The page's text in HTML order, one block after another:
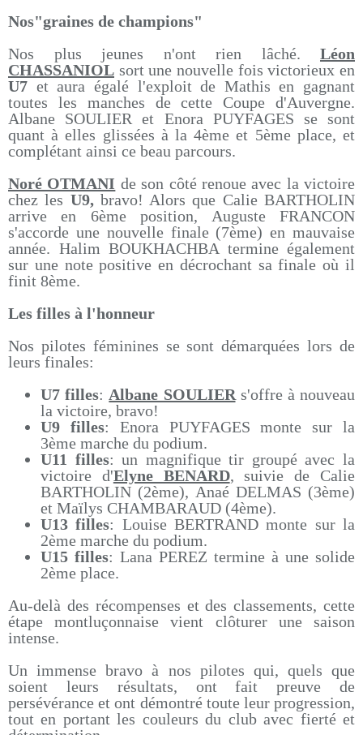
Nos"graines de champions"
Nos plus jeunes n'ont rien lâché. Léon
CHASSANIOL sort une nouvelle fois victorieux en
U7 et aura égalé l'exploit de Mathis en gagnant
toutes les manches de cette Coupe d'Auvergne.
Albane SOULIER et Enora PUYFAGES se sont
quant à elles glissées à la 4ème et 5ème place, et
complétant ainsi ce beau parcours.
Noré OTMANI de son côté renoue avec la victoire
chez les U9,bravo! Alors que Calie BARTHOLIN
arrive en 6ème position, Auguste FRANCON
s'accorde une nouvelle finale (7ème) en mauvaise
année. Halim BOUKHACHBA termine également
sur une note positive en décrochant sa finale où il
finit 8ème.
Les filles à l'honneur
Nos pilotes féminines se sont démarquées lors de
leurs finales:
U7 filles: Albane SOULIER s'offre à nouveau
la victoire, bravo!
U9 filles: Enora PUYFAGES monte sur la
3ème marche du podium.
U11 filles: un magnifique tir groupé avec la
victoire d'Elyne BENARD, suivie de Calie
BARTHOLIN (2ème), Anaé DELMAS (3ème)
et Maïlys CHAMBARAUD (4ème).
U13 filles: Louise BERTRAND monte sur la
2ème marche du podium.
U15 filles: Lana PEREZ termine à une solide
2ème place.
Au-delà des récompenses et des classements, cette
étape montluçonnaise vient clôturer une saison
intense.
Un immense bravo à nos pilotes qui, quels que
soient leurs résultats, ont fait preuve de
persévérance et ont démontré toute leur progression,
tout en portant les couleurs du club avec fierté et